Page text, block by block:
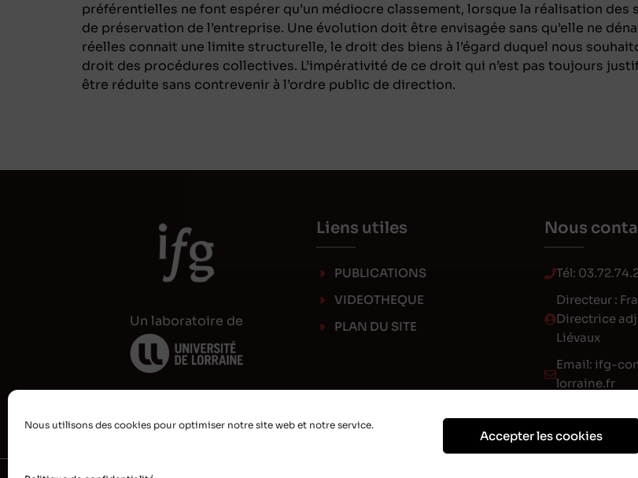
Nous utilisons des cookies pour optimiser notre site web et notre service.
Accepter les cookies
préférentielles ne font espérer qu’un médiocre classement, lorsque la réalisation
de préservation de l’entreprise. Une évolution doit être envisagée sans qu’elle ne
réelles connait une limite structurelle, le droit des biens à l’égard duquel nous
droit des procédures collectives. L’impérativité de ce droit qui n’est pas toujours
être réduite sans contrevenir à l’ordre public de direction.
Un laboratoire de
Liens utiles
PUBLICATIONS
VIDEOTHEQUE
PLAN DU SITE
Nous
Tél:
Directeur :
Directrice
Liévaux
Email: ifg-
lorraine.fr